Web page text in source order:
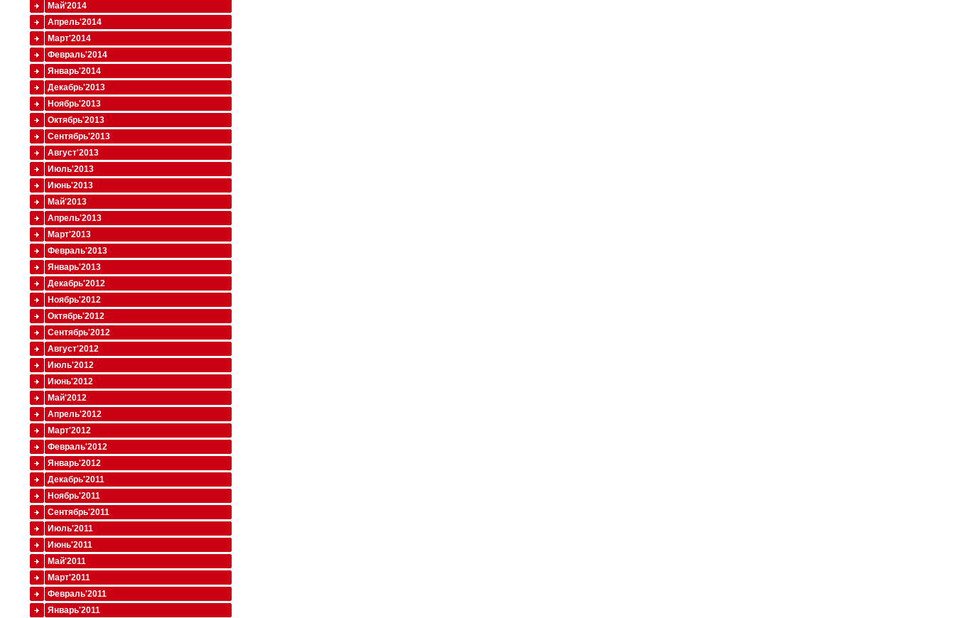
Май'2014
Апрель'2014
Март'2014
Февраль'2014
Январь'2014
Декабрь'2013
Ноябрь'2013
Октябрь'2013
Сентябрь'2013
Август'2013
Июль'2013
Июнь'2013
Май'2013
Апрель'2013
Март'2013
Февраль'2013
Январь'2013
Декабрь'2012
Ноябрь'2012
Октябрь'2012
Сентябрь'2012
Август'2012
Июль'2012
Июнь'2012
Май'2012
Апрель'2012
Март'2012
Февраль'2012
Январь'2012
Декабрь'2011
Ноябрь'2011
Сентябрь'2011
Июль'2011
Июнь'2011
Май'2011
Март'2011
Февраль'2011
Январь'2011